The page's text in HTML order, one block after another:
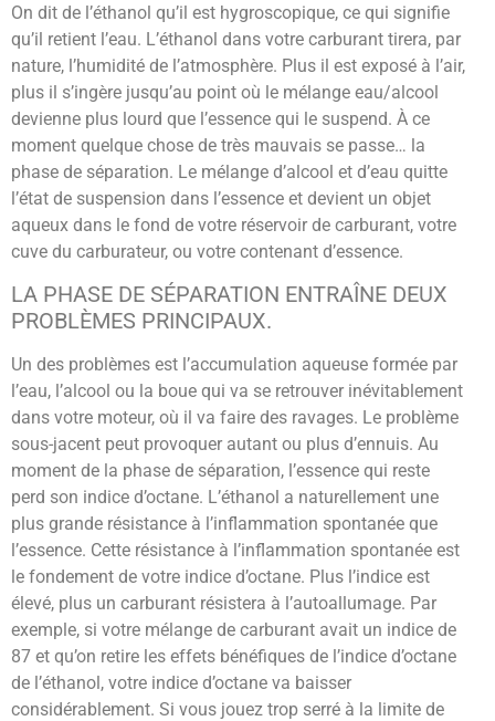
On dit de l’éthanol qu’il est hygroscopique, ce qui signifie
qu’il retient l’eau. L’éthanol dans votre carburant tirera, par
nature, l’humidité de l’atmosphère. Plus il est exposé à l’air,
plus il s’ingère jusqu’au point où le mélange eau/alcool
devienne plus lourd que l’essence qui le suspend. À ce
moment quelque chose de très mauvais se passe… la
phase de séparation. Le mélange d’alcool et d’eau quitte
l’état de suspension dans l’essence et devient un objet
aqueux dans le fond de votre réservoir de carburant, votre
cuve du carburateur, ou votre contenant d’essence.
LA PHASE DE SÉPARATION ENTRAÎNE DEUX
PROBLÈMES PRINCIPAUX.
Un des problèmes est l’accumulation aqueuse formée par
l’eau, l’alcool ou la boue qui va se retrouver inévitablement
dans votre moteur, où il va faire des ravages. Le problème
sous-jacent peut provoquer autant ou plus d’ennuis. Au
moment de la phase de séparation, l’essence qui reste
perd son indice d’octane. L’éthanol a naturellement une
plus grande résistance à l’inflammation spontanée que
l’essence. Cette résistance à l’inflammation spontanée est
le fondement de votre indice d’octane. Plus l’indice est
élevé, plus un carburant résistera à l’autoallumage. Par
exemple, si votre mélange de carburant avait un indice de
87 et qu’on retire les effets bénéfiques de l’indice d’octane
de l’éthanol, votre indice d’octane va baisser
considérablement. Si vous jouez trop serré à la limite de